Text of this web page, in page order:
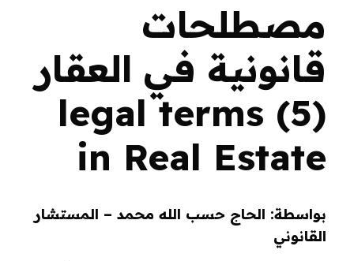
مصطلحات
قانونية في العقار
(5) legal terms
in Real Estate
بواسطة: الحاج حسب الله محمد – المستشار
القانوني